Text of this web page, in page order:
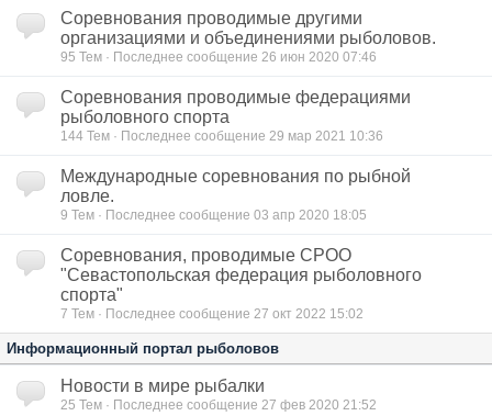
Соревнования проводимые другими
организациями и объединениями рыболовов.
95 Тем · Последнее сообщение 26 июн 2020 07:46
Соревнования проводимые федерациями
рыболовного спорта
144 Тем · Последнее сообщение 29 мар 2021 10:36
Международные соревнования по рыбной
ловле.
9 Тем · Последнее сообщение 03 апр 2020 18:05
Соревнования, проводимые СРОО
"Севастопольская федерация рыболовного
спорта"
7 Тем · Последнее сообщение 27 окт 2022 15:02
Информационный портал рыболовов
Новости в мире рыбалки
25 Тем · Последнее сообщение 27 фев 2020 21:52